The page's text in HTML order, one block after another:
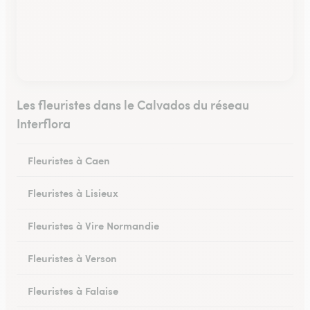
Les fleuristes dans le Calvados du réseau
Interflora
Fleuristes à Caen
Fleuristes à Lisieux
Fleuristes à Vire Normandie
Fleuristes à Verson
Fleuristes à Falaise